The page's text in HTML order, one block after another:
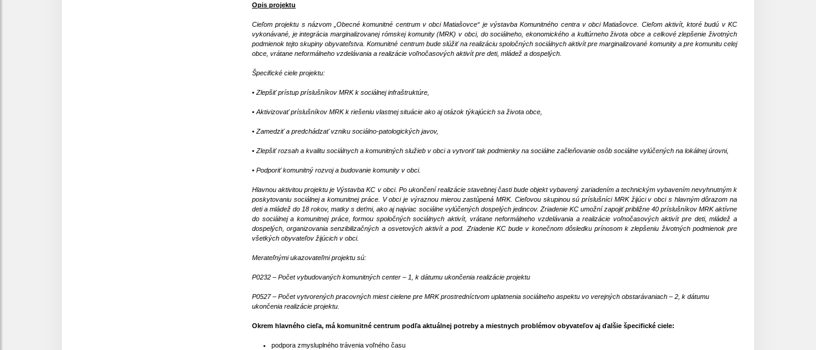
Opis projektu
Cieľom projektu s názvom „Obecné komunitné centrum v obci Matiašovce“ je výstavba Komunitného centra v obci Matiašovce. Cieľom aktivít, ktoré budú v KC
vykonávané, je integrácia marginalizovanej rómskej komunity (MRK) v obci, do sociálneho, ekonomického a kultúrneho života obce a celkové zlepšenie životných
podmienok tejto skupiny obyvateľstva. Komunitné centrum bude slúžiť na realizáciu spoločných sociálnych aktivít pre marginalizované komunity a pre komunitu celej
obce, vrátane neformálneho vzdelávania a realizácie voľnočasových aktivít pre deti, mládež a dospelých.
Špecifické ciele projektu:
• Zlepšiť prístup príslušníkov MRK k sociálnej infraštruktúre,
• Aktivizovať príslušníkov MRK k riešeniu vlastnej situácie ako aj otázok týkajúcich sa života obce,
• Zamedziť a predchádzať vzniku sociálno-patologických javov,
• Zlepšiť rozsah a kvalitu sociálnych a komunitných služieb v obci a vytvoriť tak podmienky na sociálne začleňovanie osôb sociálne vylúčených na lokálnej úrovni,
• Podporiť komunitný rozvoj a budovanie komunity v obci.
Hlavnou aktivitou projektu je Výstavba KC v obci. Po ukončení realizácie stavebnej časti bude objekt vybavený zariadením a technickým vybavením nevyhnutným k
poskytovaniu sociálnej a komunitnej práce. V obci je výraznou mierou zastúpená MRK. Cieľovou skupinou sú príslušníci MRK žijúci v obci s hlavným dôrazom na
deti a mládež do 18 rokov, matky s deťmi, ako aj najviac sociálne vylúčených dospelých jedincov. Zriadenie KC umožní zapojiť približne 40 príslušníkov MRK aktívne
do sociálnej a komunitnej práce, formou spoločných sociálnych aktivít, vrátane neformálneho vzdelávania a realizácie voľnočasových aktivít pre deti, mládež a
dospelých, organizovania senzibilizačných a osvetových aktivít a pod. Zriadenie KC bude v konečnom dôsledku prínosom k zlepšeniu životných podmienok pre
všetkých obyvateľov žijúcich v obci.
Merateľnými ukazovateľmi projektu sú:
P0232 – Počet vybudovaných komunitných center – 1, k dátumu ukončenia realizácie projektu
P0527 – Počet vytvorených pracovných miest cielene pre MRK prostredníctvom uplatnenia sociálneho aspektu vo verejných obstarávaniach – 2, k dátumu
ukončenia realizácie projektu.
Okrem hlavného cieľa, má komunitné centrum podľa aktuálnej potreby a miestnych problémov obyvateľov aj ďalšie špecifické ciele:
podpora zmysluplného trávenia voľného času